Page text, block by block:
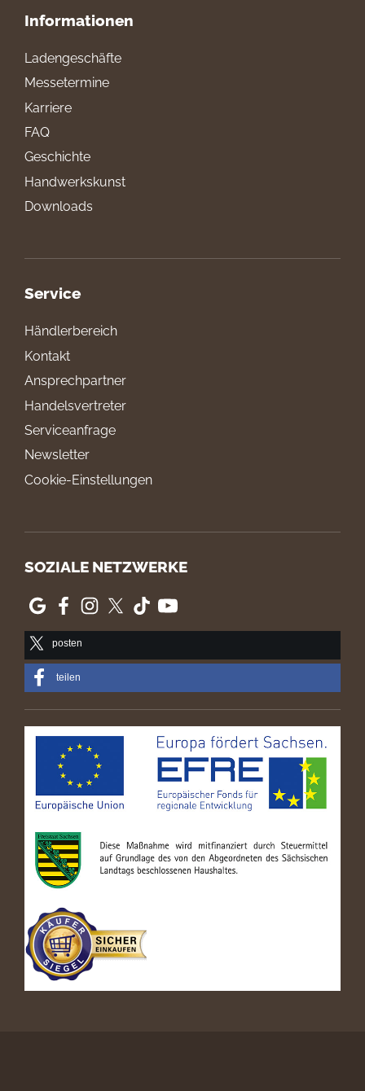
Informationen
Ladengeschäfte
Messetermine
Karriere
FAQ
Geschichte
Handwerkskunst
Downloads
Service
Händlerbereich
Kontakt
Ansprechpartner
Handelsvertreter
Serviceanfrage
Newsletter
Cookie-Einstellungen
SOZIALE NETZWERKE
posten
teilen